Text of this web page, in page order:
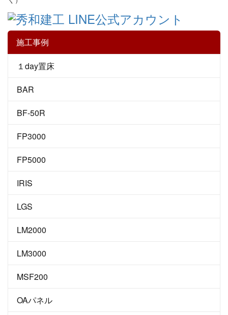
施工事例
１day置床
BAR
BF-50R
FP3000
FP5000
IRIS
LGS
LM2000
LM3000
MSF200
OAパネル